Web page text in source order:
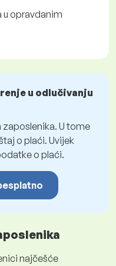
u opravdanim
u odlučivanju
U tome
o plaći. Uvijek
o plaći.
najčešće